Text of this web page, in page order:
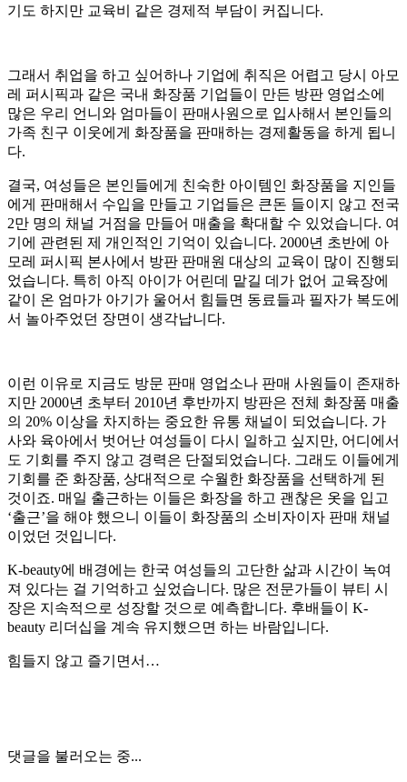
기도 하지만 교육비 같은 경제적 부담이 커집니다.
그래서 취업을 하고 싶어하나 기업에 취직은 어렵고 당시 아모
레 퍼시픽과 같은 국내 화장품 기업들이 만든 방판 영업소에
많은 우리 언니와 엄마들이 판매사원으로 입사해서 본인들의
가족 친구 이웃에게 화장품을 판매하는 경제활동을 하게 됩니
다.
결국, 여성들은 본인들에게 친숙한 아이템인 화장품을 지인들
에게 판매해서 수입을 만들고 기업들은 큰돈 들이지 않고 전국
2만 명의 채널 거점을 만들어 매출을 확대할 수 있었습니다. 여
기에 관련된 제 개인적인 기억이 있습니다. 2000년 초반에 아
모레 퍼시픽 본사에서 방판 판매원 대상의 교육이 많이 진행되
었습니다. 특히 아직 아이가 어린데 맡길 데가 없어 교육장에
같이 온 엄마가 아기가 울어서 힘들면 동료들과 필자가 복도에
서 놀아주었던 장면이 생각납니다.
이런 이유로 지금도 방문 판매 영업소나 판매 사원들이 존재하
지만 2000년 초부터 2010년 후반까지 방판은 전체 화장품 매출
의 20% 이상을 차지하는 중요한 유통 채널이 되었습니다. 가
사와 육아에서 벗어난 여성들이 다시 일하고 싶지만, 어디에서
도 기회를 주지 않고 경력은 단절되었습니다. 그래도 이들에게
기회를 준 화장품, 상대적으로 수월한 화장품을 선택하게 된
것이죠. 매일 출근하는 이들은 화장을 하고 괜찮은 옷을 입고
‘출근’을 해야 했으니 이들이 화장품의 소비자이자 판매 채널
이었던 것입니다.
K-beauty에 배경에는 한국 여성들의 고단한 삶과 시간이 녹여
져 있다는 걸 기억하고 싶었습니다. 많은 전문가들이 뷰티 시
장은 지속적으로 성장할 것으로 예측합니다. 후배들이 K-
beauty 리더십을 계속 유지했으면 하는 바람입니다.
​힘들지 않고 즐기면서…
댓글을 불러오는 중...